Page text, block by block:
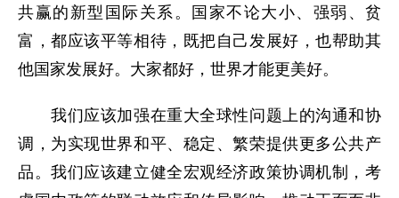
共赢的新型国际关系。国家不论大小、强弱、贫
富，都应该平等相待，既把自己发展好，也帮助其
他国家发展好。大家都好，世界才能更美好。
我们应该加强在重大全球性问题上的沟通和协
调，为实现世界和平、稳定、繁荣提供更多公共产
品。我们应该建立健全宏观经济政策协调机制，考